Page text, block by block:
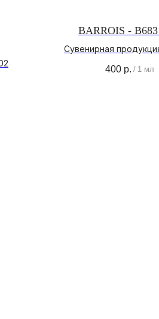
BARROIS -
Сувенирная
400 р. / 1 мл